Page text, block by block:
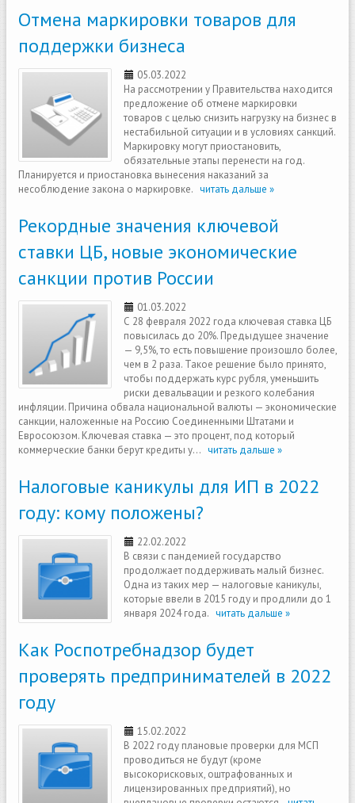
Отмена маркировки товаров для
поддержки бизнеса
05.03.2022
На рассмотрении у Правительства находится
предложение об отмене маркировки
товаров с целью снизить нагрузку на бизнес в
нестабильной ситуации и в условиях санкций.
Маркировку могут приостановить,
обязательные этапы перенести на год.
Планируется и приостановка вынесения наказаний за
несоблюдение закона о маркировке. читать дальше »
Рекордные значения ключевой
ставки ЦБ, новые экономические
санкции против России
01.03.2022
С 28 февраля 2022 года ключевая ставка ЦБ
повысилась до 20%. Предыдущее значение
— 9,5%, то есть повышение произошло более,
чем в 2 раза. Такое решение было принято,
чтобы поддержать курс рубля, уменьшить
риски девальвации и резкого колебания
инфляции. Причина обвала национальной валюты — экономические
санкции, наложенные на Россию Соединенными Штатами и
Евросоюзом. Ключевая ставка — это процент, под который
коммерческие банки берут кредиты у... читать дальше »
Налоговые каникулы для ИП в 2022
году: кому положены?
22.02.2022
В связи с пандемией государство
продолжает поддерживать малый бизнес.
Одна из таких мер — налоговые каникулы,
которые ввели в 2015 году и продлили до 1
января 2024 года. читать дальше »
Как Роспотребнадзор будет
проверять предпринимателей в 2022
году
15.02.2022
В 2022 году плановые проверки для МСП
проводиться не будут (кроме
высокорисковых, оштрафованных и
лицензированных предприятий), но